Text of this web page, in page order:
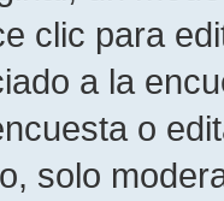
clic para
a la
o
solo